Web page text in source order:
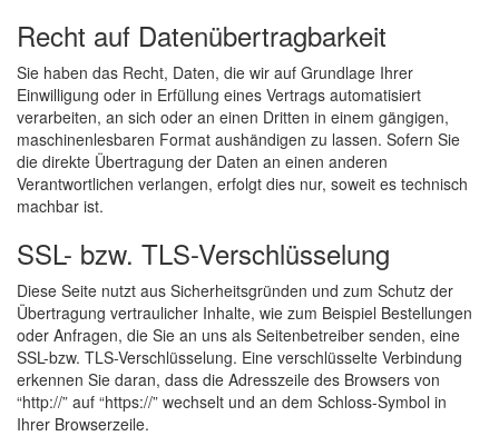
Recht auf Datenübertragbarkeit
Sie haben das Recht, Daten, die wir auf Grundlage Ihrer
Einwilligung oder in Erfüllung eines Vertrags automatisiert
verarbeiten, an sich oder an einen Dritten in einem gängigen,
maschinenlesbaren Format aushändigen zu lassen. Sofern Sie
die direkte Übertragung der Daten an einen anderen
Verantwortlichen verlangen, erfolgt dies nur, soweit es technisch
machbar ist.
SSL- bzw. TLS-Verschlüsselung
Diese Seite nutzt aus Sicherheitsgründen und zum Schutz der
Übertragung vertraulicher Inhalte, wie zum Beispiel Bestellungen
oder Anfragen, die Sie an uns als Seitenbetreiber senden, eine
SSL-bzw. TLS-Verschlüsselung. Eine verschlüsselte Verbindung
erkennen Sie daran, dass die Adresszeile des Browsers von
“http://” auf “https://” wechselt und an dem Schloss-Symbol in
Ihrer Browserzeile.